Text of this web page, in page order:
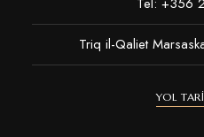
Triq il-Qaliet
YOL